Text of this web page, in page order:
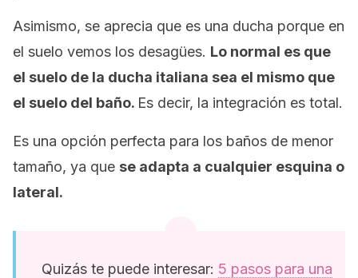
Asimismo, se aprecia que es una ducha porque en
el suelo vemos los desagües. Lo normal es que
el suelo de la ducha italiana sea el mismo que
el suelo del baño. Es decir, la integración es total.
Es una opción perfecta para los baños de menor
tamaño, ya que se adapta a cualquier esquina o
lateral.
Quizás te puede interesar: 5 pasos para una